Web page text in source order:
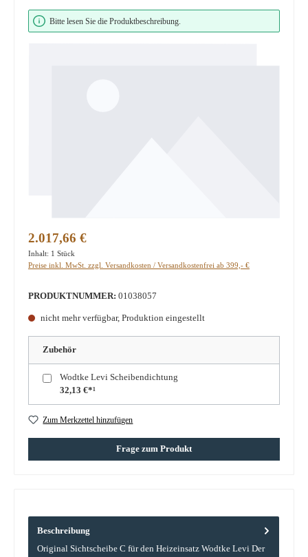
Bildergalerie überspringen
Bitte lesen Sie die Produktbeschreibung.
Regulärer Preis:
2.017,66 €
Inhalt: 1 Stück
Preise inkl. MwSt. zzgl. Versandkosten / Versandkostenfrei ab 399,- €
PRODUKTNUMMER: 01038057
nicht mehr verfügbar, Produktion eingestellt
Zubehör
Wodtke Levi Scheibendichtung
32,13 €*¹
Zum Merkzettel hinzufügen
Frage zum Produkt
Beschreibung
Original Sichtscheibe C für den Heizeinsatz Wodtke Levi Der